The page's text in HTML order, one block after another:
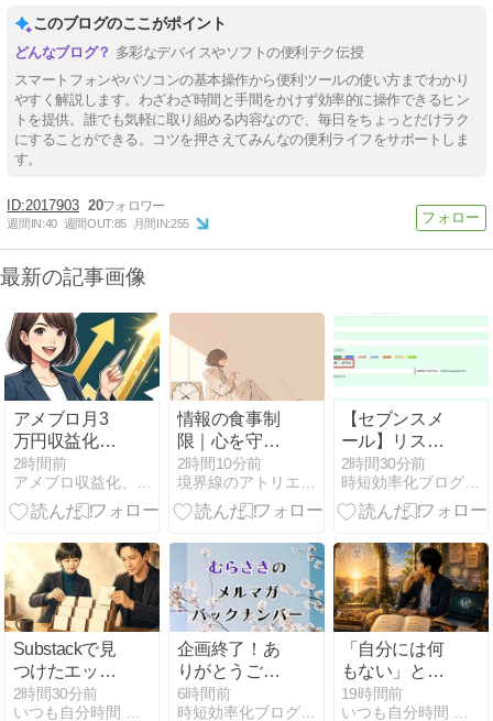
このブログのここがポイント
多彩なデバイスやソフトの便利テク伝授
スマートフォンやパソコンの基本操作から便利ツールの使い方までわかり
やすく解説します。わざわざ時間と手間をかけず効率的に操作できるヒン
トを提供。誰でも気軽に取り組める内容なので、毎日をちょっとだけラク
にすることができる。コツを押さえてみんなの便利ライフをサポートしま
す。
2017903 20
週間IN:40 週間OUT:85 月間IN:255
最新の記事画像
アメブロ月3
万円収益化の
全ステップ！
失敗から学ぶ
ロードマップ
2時間前
アメブロ収益化、最短で成果を出す裏技
情報の食事制
限｜心を守る
ための、朝晩
30分というル
ール
2時間10分前
境界線のアトリエ -The Muted World-
【セブンスメ
ール】リスト
を重複させず
に別シナリオ
へ登録する手
2時間30分前
時短効率化ブログのズボラボ
Substackで見
つけたエッセ
イ｜今日のエ
ッセイ・ラッ
2時間30分前
いつも自分時間 Geminiと日常
企画終了！あ
りがとうござ
いました！
6時間前
時短効率化ブログのズボラボ
「自分には何
もない」とい
う錯覚を手放
す。発信とい
19時間前
いつも自分時間 Geminiと日常